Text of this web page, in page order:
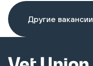
Другие вакансии